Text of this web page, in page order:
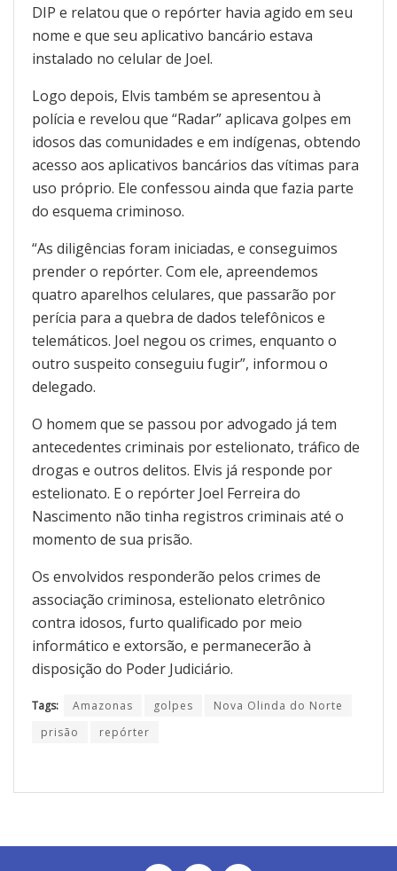
DIP e relatou que o repórter havia agido em seu
nome e que seu aplicativo bancário estava
instalado no celular de Joel.
Logo depois, Elvis também se apresentou à
polícia e revelou que “Radar” aplicava golpes em
idosos das comunidades e em indígenas, obtendo
acesso aos aplicativos bancários das vítimas para
uso próprio. Ele confessou ainda que fazia parte
do esquema criminoso.
“As diligências foram iniciadas, e conseguimos
prender o repórter. Com ele, apreendemos
quatro aparelhos celulares, que passarão por
perícia para a quebra de dados telefônicos e
telemáticos. Joel negou os crimes, enquanto o
outro suspeito conseguiu fugir”, informou o
delegado.
O homem que se passou por advogado já tem
antecedentes criminais por estelionato, tráfico de
drogas e outros delitos. Elvis já responde por
estelionato. E o repórter Joel Ferreira do
Nascimento não tinha registros criminais até o
momento de sua prisão.
Os envolvidos responderão pelos crimes de
associação criminosa, estelionato eletrônico
contra idosos, furto qualificado por meio
informático e extorsão, e permanecerão à
disposição do Poder Judiciário.
Tags: Amazonas golpes
Nova Olinda do Norte
prisão
repórter